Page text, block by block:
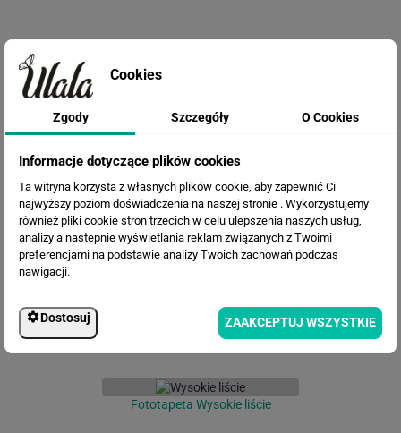
Fototapeta Piwonie
Fototapeta Wysokie liście
Cookies
Zgody Szczegóły O Cookies
Informacje dotyczące plików cookies
Ta witryna korzysta z własnych plików cookie, aby zapewnić Ci
najwyższy poziom doświadczenia na naszej stronie . Wykorzystujemy
również pliki cookie stron trzecich w celu ulepszenia naszych usług,
analizy a nastepnie wyświetlania reklam związanych z Twoimi
preferencjami na podstawie analizy Twoich zachowań podczas
nawigacji.
Dostosuj ZAAKCEPTUJ WSZYSTKIE